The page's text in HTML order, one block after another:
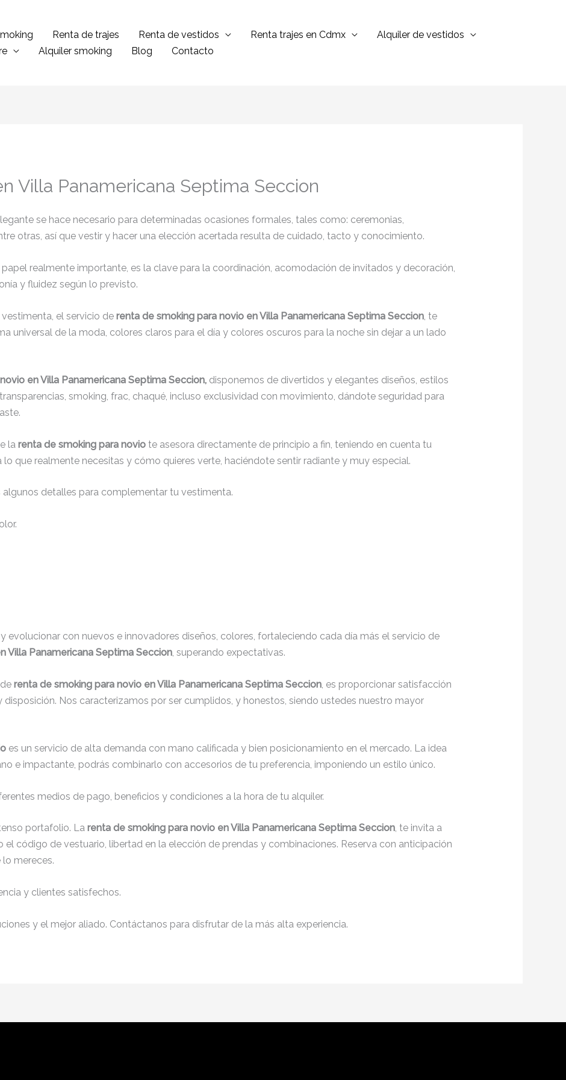
Renta de trajes Renta de vestidos Renta trajes en Cdmx
Alquiler de vestidos
Alquiler smoking Blog Contacto
Villa Panamericana Septima Seccion
se hace necesario para determinadas ocasiones formales, tales como: ceremonias,
otras, así que vestir y hacer una elección acertada resulta de cuidado, tacto y conocimiento.
realmente importante, es la clave para la coordinación, acomodación de invitados y decoración,
y fluidez según lo previsto.
el servicio de renta de smoking para novio en Villa Panamericana Septima Seccion, te
universal de la moda, colores claros para el día y colores oscuros para la noche sin dejar a un lado
en Villa Panamericana Septima Seccion, disponemos de divertidos y elegantes diseños, estilos
smoking, frac, chaqué, incluso exclusividad con movimiento, dándote seguridad para
la renta de smoking para noviote asesora directamente de principio a fin, teniendo en cuenta tu
que realmente necesitas y cómo quieres verte, haciéndote sentir radiante y muy especial.
detalles para complementar tu vestimenta.
evolucionar con nuevos e innovadores diseños, colores, fortaleciendo cada día más el servicio de
Villa Panamericana Septima Seccion, superando expectativas.
renta de smoking para novio en Villa Panamericana Septima Seccion, es proporcionar satisfacción
Nos caracterizamos por ser cumplidos, y honestos, siendo ustedes nuestro mayor
es un servicio de alta demanda con mano calificada y bien posicionamiento en el mercado. La idea
e impactante, podrás combinarlo con accesorios de tu preferencia, imponiendo un estilo único.
medios de pago, beneficios y condiciones a la hora de tu alquiler.
portafolio. La renta de smoking para novio en Villa Panamericana Septima Seccion, te invita a
código de vestuario, libertad en la elección de prendas y combinaciones. Reserva con anticipación
mereces.
y clientes satisfechos.
y el mejor aliado. Contáctanos para disfrutar de la más alta experiencia.